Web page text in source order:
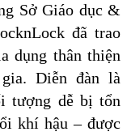
Sở Giáo dục &
đã trao
dụng thân thiện
Diễn đàn là
tượng dễ bị tổn
khí hậu – được